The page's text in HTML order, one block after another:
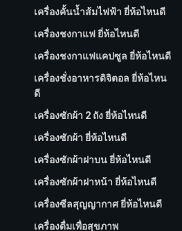
เครื่องคั้นน้ำส้มไฟฟ้า ยี่ห้อไหนดี
เครื่องชงกาแฟ ยี่ห้อไหนดี
เครื่องชงกาแฟแคปซูล ยี่ห้อไหนดี
เครื่องชั่งอาหารดิจิตอล ยี่ห้อไหน
ดี
เครื่องซักผ้า 2 ถัง ยี่ห้อไหนดี
เครื่องซักผ้า ยี่ห้อไหนดี
เครื่องซักผ้าฝาบน ยี่ห้อไหนดี
เครื่องซักผ้าฝาหน้า ยี่ห้อไหนดี
เครื่องซีลสุญญากาศ ยี่ห้อไหนดี
เครื่องดื่มเพื่อสุขภาพ